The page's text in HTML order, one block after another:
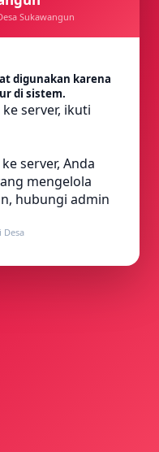
Sukawangun
digunakan karena
di sistem.
server, ikuti
server, Anda
mengelola
hubungi admin
Desa